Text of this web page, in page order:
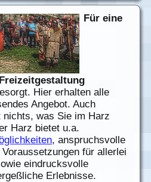
Für eine
Hier erhalten alle
Angebot. Auch
was Sie im Harz
Harz bietet u.a.
, anspruchsvolle
für allerlei
eindrucksvolle
Erlebnisse.